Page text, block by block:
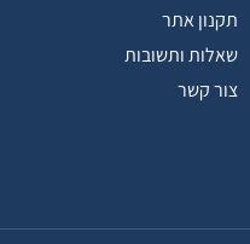
תקנון אתר
שאלות ותשובות
צור קשר